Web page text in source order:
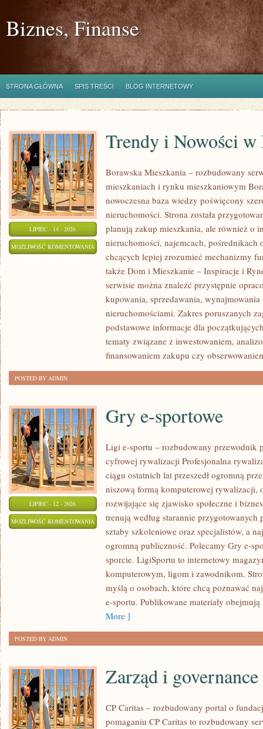
Biznes, Finanse
STRONA GŁÓWNA SPIS TREŚCI BLOG INTERNETOWY
LIPIEC - 14 - 2026
MOŻLIWOŚĆ KOMENTOWANIA TRENDY
NOWOŚCI
BRANŻY
Trendy i Nowości w
Borawska Mieszkania – rozbudowany
mieszkaniach i rynku mieszkaniowym
nowoczesna baza wiedzy poświęcony
nieruchomości. Strona została
planują zakup mieszkania, ale również o
nieruchomości, najemcach,
chcących lepiej zrozumieć mechanizmy
także Dom i Mieszkanie – Inspiracje i
serwisie można znaleźć przystępnie
kupowania, sprzedawania, wynajmowania
nieruchomościami. Zakres poruszanych
podstawowe informacje dla
tematy związane z inwestowaniem,
finansowaniem zakupu czy
POSTED BY ADMIN
LIPIEC - 12 - 2026
MOŻLIWOŚĆ KOMENTOWANIA
SPORTOWE
Gry e-sportowe
Ligi e-sportu – rozbudowany przewodnik
cyfrowej rywalizacji Profesjonalna
ciągu ostatnich lat przeszedł ogromną
niszową formą komputerowej rywalizacji,
rozwijające się zjawisko społeczne i
trenują według starannie
sztaby szkoleniowe oraz specjalistów, a
ogromną publiczność. Polecamy Gry e-
sporcie. LigiSportu to internetowy
komputerowym, ligom i zawodnikom.
myślą o osobach, które chcą poznawać
e-sportu. Publikowane materiały
More ]
POSTED BY ADMIN
Zarząd i governance
CP Caritas – rozbudowany portal o
pomaganiu CP Caritas to rozbudowany